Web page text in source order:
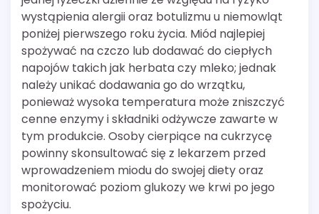
wystąpienia alergii oraz botulizmu u niemowląt
poniżej pierwszego roku życia. Miód najlepiej
spożywać na czczo lub dodawać do ciepłych
napojów takich jak herbata czy mleko; jednak
należy unikać dodawania go do wrzątku,
ponieważ wysoka temperatura może zniszczyć
cenne enzymy i składniki odżywcze zawarte w
tym produkcie. Osoby cierpiące na cukrzycę
powinny skonsultować się z lekarzem przed
wprowadzeniem miodu do swojej diety oraz
monitorować poziom glukozy we krwi po jego
spożyciu.